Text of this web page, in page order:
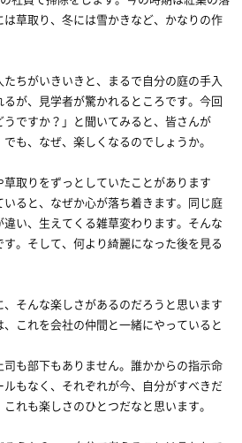
草取り、冬には雪かきなど、かなりの作
ちがいきいきと、まるで自分の庭の手入
が、見学者が驚かれるところです。今回
ですか？」と聞いてみると、皆さんが
でも、なぜ、楽しくなるのでしょうか。
取りをずっとしていたことがあります
ると、なぜか心が落ち着きます。同じ庭
い、生えてくる雑草変わります。そんな
。そして、何より綺麗になった後を見る
そんな楽しさがあるのだろうと思います
これを会社の仲間と一緒にやっていると
も部下もありません。誰かからの指示命
もなく、それぞれが今、自分がすべきだ
れも楽しさのひとつだなと思います。